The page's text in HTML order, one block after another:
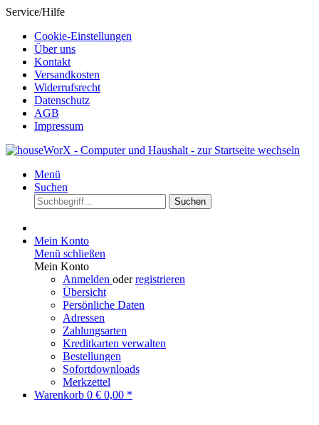
Service/Hilfe
Cookie-Einstellungen
Über uns
Kontakt
Versandkosten
Widerrufsrecht
Datenschutz
AGB
Impressum
Menü
Suchen
Suchen
Mein Konto
Menü schließen
Mein Konto
Anmelden oderregistrieren
Übersicht
Persönliche Daten
Adressen
Zahlungsarten
Kreditkarten verwalten
Bestellungen
Sofortdownloads
Merkzettel
Warenkorb 0 € 0,00 *